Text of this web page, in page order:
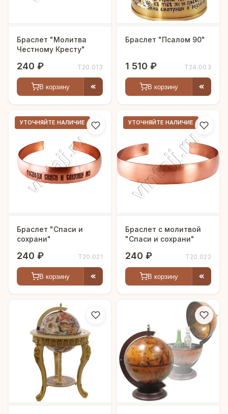
Браслет "Молитва
Честному Кресту"
240 ₽ Т20.013
В корзину
Браслет "Псалом 90"
1 510 ₽ Т24.003
В корзину
УТОЧНЯЙТЕ НАЛИЧИЕ
Браслет "Спаси и
сохрани"
240 ₽ Т20.021
В корзину
УТОЧНЯЙТЕ НАЛИЧИЕ
Браслет с молитвой
"Спаси и сохрани"
240 ₽ Т20.022
В корзину